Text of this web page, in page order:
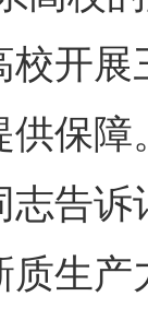
校开
保障
告
生